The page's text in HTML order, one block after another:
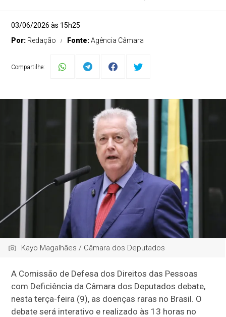
03/06/2026 às 15h25
Por: Redação Fonte:Agência Câmara
Compartilhe:
Kayo Magalhães / Câmara dos Deputados
A Comissão de Defesa dos Direitos das Pessoas
com Deficiência da Câmara dos Deputados debate,
nesta terça-feira (9), as doenças raras no Brasil. O
debate será interativo e realizado às 13 horas no